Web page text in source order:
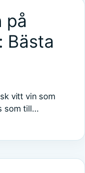
på
Bästa
vitt vin som
som till…